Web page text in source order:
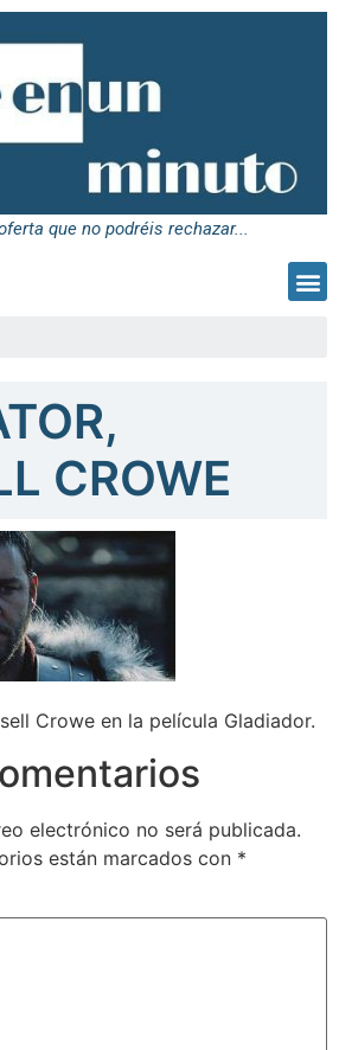
que no podréis rechazar...
CROWE
Crowe en la película Gladiador.
electrónico no será publicada.
están marcados con *